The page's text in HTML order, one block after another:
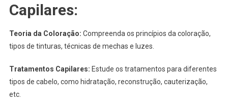
Capilares:
Teoria da Coloração: Compreenda os princípios da coloração,
tipos de tinturas, técnicas de mechas e luzes.
Tratamentos Capilares: Estude os tratamentos para diferentes
tipos de cabelo, como hidratação, reconstrução, cauterização,
etc.